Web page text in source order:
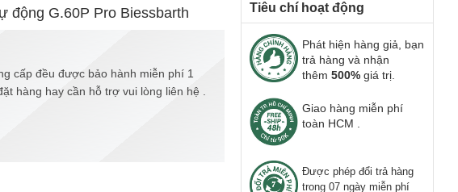
Tiêu chí hoạt động
Phát hiện hàng giả, bạn
trả hàng và nhận
thêm500% giá trị.
Giao hàng miễn phí
toàn HCM .
Được phép đổi trả hàng
trong 07 ngày miễn phí
động G.60P Pro Biessbarth
cấp đều được bảo hành miễn phí 1
hàng hay cần hỗ trợ vui lòng liên hệ .